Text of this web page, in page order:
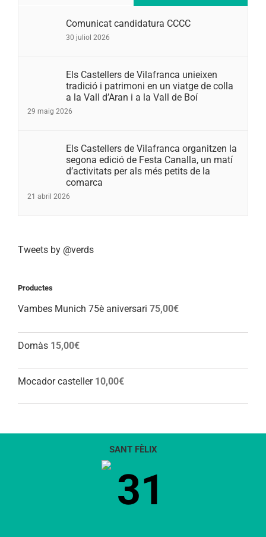
Comunicat candidatura CCCC
30 juliol 2026
Els Castellers de Vilafranca unieixen
tradició i patrimoni en un viatge de colla
a la Vall d’Aran i a la Vall de Boí
29 maig 2026
Els Castellers de Vilafranca organitzen la
segona edició de Festa Canalla, un matí
d’activitats per als més petits de la
comarca
21 abril 2026
Tweets by @verds
Productes
Vambes Munich 75è aniversari 75,00€
Domàs 15,00€
Mocador casteller 10,00€
SANT FÈLIX
31